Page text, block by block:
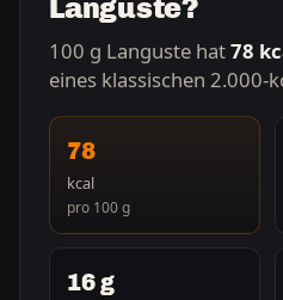
Languste?
100 g Languste hat78
eines klassischen 2.000-
78
kcal
pro 100 g
16 g